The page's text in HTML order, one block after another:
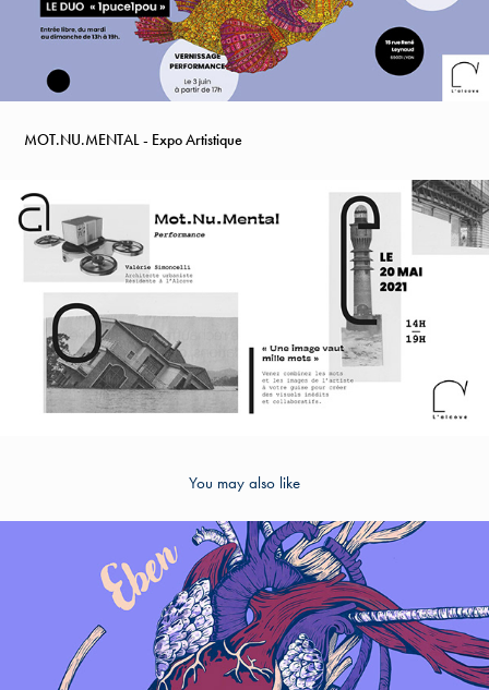
MOT.NU.MENTAL - Expo Artistique
You may also like
2024
EBEN - Pochette Album